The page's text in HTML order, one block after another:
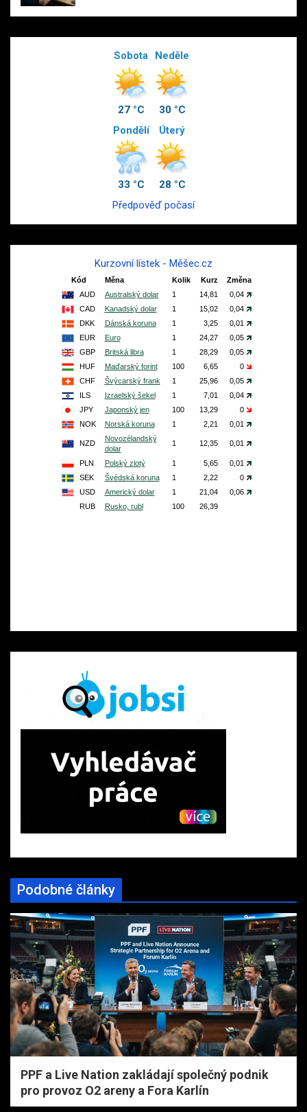
Sobota
27 °C
Neděle
30 °C
Pondělí
33 °C
Úterý
28 °C
Předpověď počasí
Kurzovní lístek - Měšec.cz
Podobné články
PPF a Live Nation zakládají společný podnik
pro provoz O2 areny a Fora Karlín